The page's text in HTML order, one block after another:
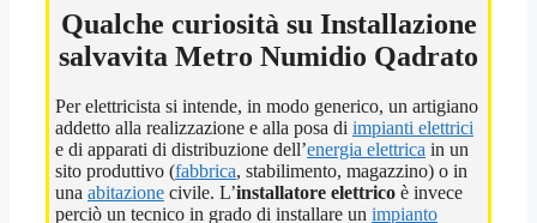
Qualche curiosità su Installazione
salvavita Metro Numidio Qadrato
Per elettricista si intende, in modo generico, un artigiano
addetto alla realizzazione e alla posa di impianti elettrici
e di apparati di distribuzione dell’energia elettrica in un
sito produttivo (fabbrica, stabilimento, magazzino) o in
una abitazione civile. L’installatore elettrico è invece
perciò un tecnico in grado di installare un impianto